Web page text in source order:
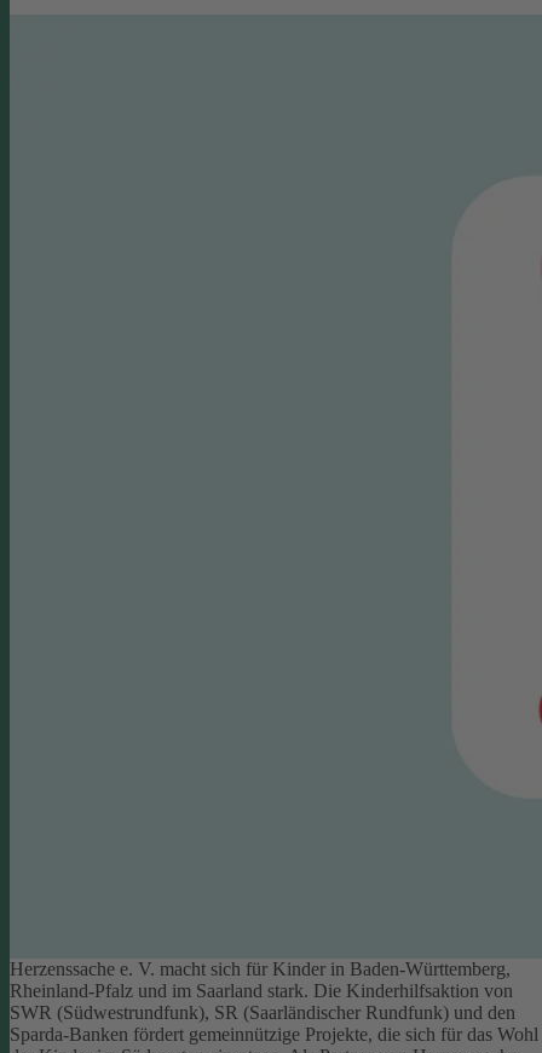
Herzenssache e. V. macht sich für Kinder in Baden-Württemberg,
Rheinland-Pfalz und im Saarland stark. Die Kinderhilfsaktion von
SWR (Südwestrundfunk), SR (Saarländischer Rundfunk) und den
Sparda-Banken fördert gemeinnützige Projekte, die sich für das Wohl